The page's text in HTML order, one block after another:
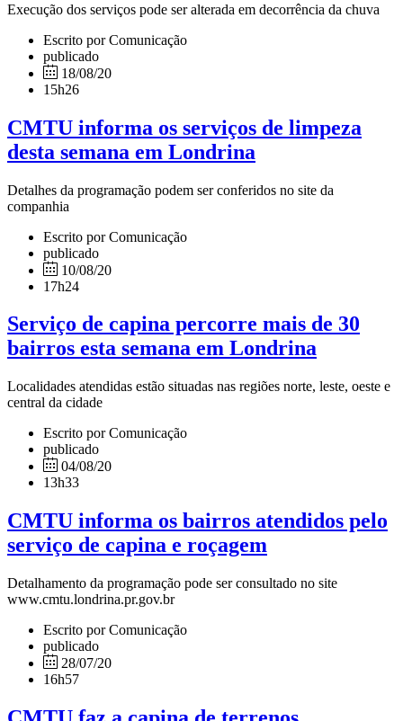
Execução dos serviços pode ser alterada em decorrência da chuva
Escrito por Comunicação
publicado
18/08/20
15h26
CMTU informa os serviços de limpeza
desta semana em Londrina
Detalhes da programação podem ser conferidos no site da
companhia
Escrito por Comunicação
publicado
10/08/20
17h24
Serviço de capina percorre mais de 30
bairros esta semana em Londrina
Localidades atendidas estão situadas nas regiões norte, leste, oeste e
central da cidade
Escrito por Comunicação
publicado
04/08/20
13h33
CMTU informa os bairros atendidos pelo
serviço de capina e roçagem
Detalhamento da programação pode ser consultado no site
www.cmtu.londrina.pr.gov.br
Escrito por Comunicação
publicado
28/07/20
16h57